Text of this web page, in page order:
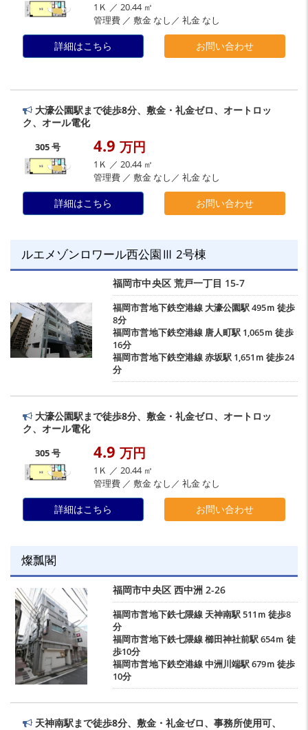
1Ｋ ／ 20.44 ㎡
管理費 ／ 敷金 なし／ 礼金 なし
詳細はこちら お問い合わせ
大濠公園駅まで徒歩8分、敷金・礼金ゼロ、オートロッ
ク、オール電化
305 号 4.9 万円
1Ｋ ／ 20.44 ㎡
管理費 ／ 敷金 なし／ 礼金 なし
詳細はこちら お問い合わせ
ルエメゾンロワール西公園Ⅲ 2号棟
福岡市中央区 荒戸一丁目 15-7
福岡市営地下鉄空港線大濠公園駅495ｍ 徒歩
8分
福岡市営地下鉄空港線 唐人町駅 1,065ｍ 徒歩
16分
福岡市営地下鉄空港線赤坂駅 1,651ｍ 徒歩24
分
大濠公園駅まで徒歩8分、敷金・礼金ゼロ、オートロッ
ク、オール電化
305 号 4.9 万円
1Ｋ ／ 20.44 ㎡
管理費 ／ 敷金 なし／ 礼金 なし
詳細はこちら お問い合わせ
燦瓢閣
福岡市中央区 西中洲2-26
福岡市営地下鉄七隈線 天神南駅511ｍ 徒歩8
分
福岡市営地下鉄七隈線櫛田神社前駅654ｍ 徒
歩10分
福岡市営地下鉄空港線中洲川端駅679ｍ 徒歩
10分
天神南駅まで徒歩8分、敷金・礼金ゼロ、事務所使用可、